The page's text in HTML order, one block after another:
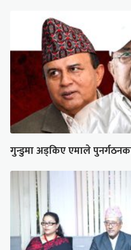
गुन्डुमा अड्किए एमाले